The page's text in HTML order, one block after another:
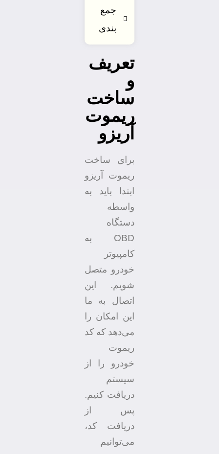
جمع
بندی
تعریف
و
ساخت
ریموت
آریزو
برای ساخت
ریموت آریزو
ابتدا باید به
واسطه
دستگاه
OBD به
کامپیوتر
خودرو متصل
شویم. این
اتصال به ما
این امکان را
می‌دهد که کد
ریموت
خودرو را از
سیستم
دریافت کنیم.
پس از
دریافت کد،
می‌توانیم